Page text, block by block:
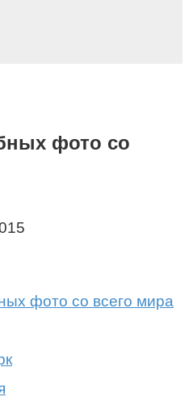
фото со
фото со всего мира